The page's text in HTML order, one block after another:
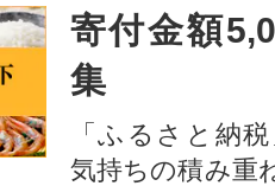
寄付金額
集
「ふるさと納
気持ちの積み重